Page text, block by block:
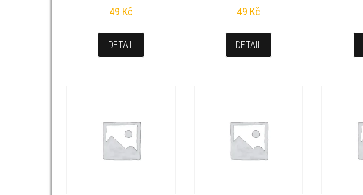
49 Kč
DETAIL
49 Kč
DETAIL